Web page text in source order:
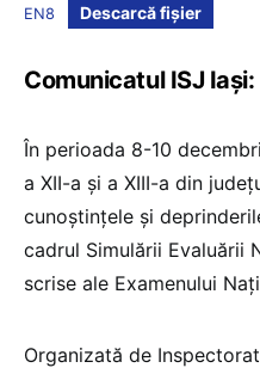
EN8 Descarcă fișier
Comunicatul ISJ Iași:
În perioada 8-10
a XII-a și a XIII-a din
cunoștințele și
cadrul Simulării Evaluării
scrise ale Examenului
Organizată de